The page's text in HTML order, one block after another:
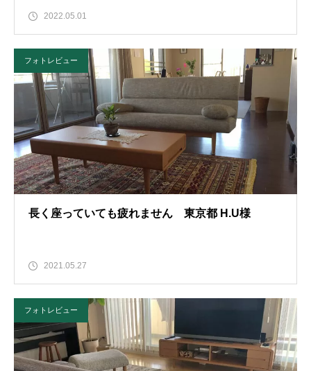
2022.05.01
フォトレビュー
長く座っていても疲れません 東京都 H.U様
2021.05.27
フォトレビュー